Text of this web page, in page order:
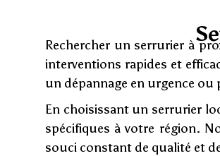
Rechercher un serrurier à
interventions rapides et
un dépannage en urgence
En choisissant un serrurier
spécifiques à votre région.
souci constant de qualité et